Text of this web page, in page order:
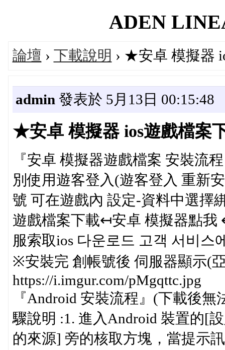
ADEN
論壇 › 下載說明 › ★安卓 模擬器
admin 發表於 5月13日 00:15:48
★安卓 模擬器 ios遊戲檔案
『安卓 模擬器遊戲檔案 安裝流
別使用遊客登入(遊客登入 重新
號 可在遊戲內 設定-資料中選擇
遊戲檔案下載↤安卓 模擬器點我
服索取ios 다운로드 고객 서비스
※安裝完 創帳號後 伺服器顯示(
https://i.imgur.com/pMgqttc.jpg
『Android 安裝流程』(下載後
驟說明 :1. 進入Android 裝置的[
的來源] 旁的核取方塊，當提示